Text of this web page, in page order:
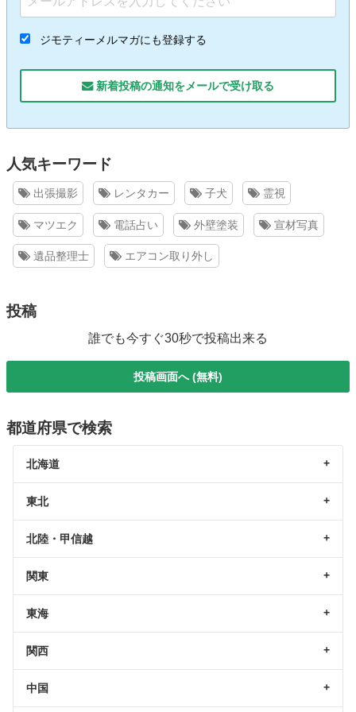
ジモティーメルマガにも登録する
新着投稿の通知をメールで受け取る
人気キーワード
出張撮影 レンタカー 子犬 霊視
マツエク 電話占い 外壁塗装 宣材写真
遺品整理士 エアコン取り外し
投稿
誰でも今すぐ30秒で投稿出来る
投稿画面へ (無料)
都道府県で検索
北海道
東北
北陸・甲信越
関東
東海
関西
中国